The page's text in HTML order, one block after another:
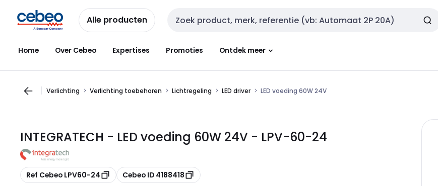
naar
navigatie
naar
inhoud
Alle producten Zoekveld invoer
Home Over Cebeo Expertises Promoties Ontdek meer
Verlichting Verlichting toebehoren Lichtregeling LED driver LED voeding 60W 24V
INTEGRATECH - LED voeding 60W 24V - LPV-60-24
Kopiëren
Ref Cebeo LPV60-24 Kopiëren
Cebeo ID 4188418